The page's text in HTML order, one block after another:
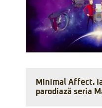
Minimal Affect.
parodiază seria